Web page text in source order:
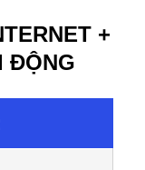
+
ĐỘNG